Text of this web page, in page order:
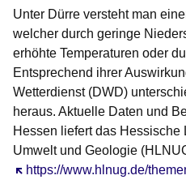
Unter Dürre versteht man
welcher durch geringe
erhöhte Temperaturen oder
Entsprechend ihrer
Wetterdienst (DWD)
heraus. Aktuelle Daten und
Hessen liefert das Hessische
Umwelt und Geologie
https://www.hlnug.de/
Öffnet sich in einem neuen